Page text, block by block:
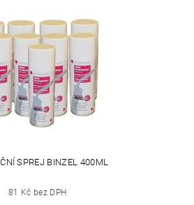
SPREJ BINZEL 400ML
81 Kč bez DPH